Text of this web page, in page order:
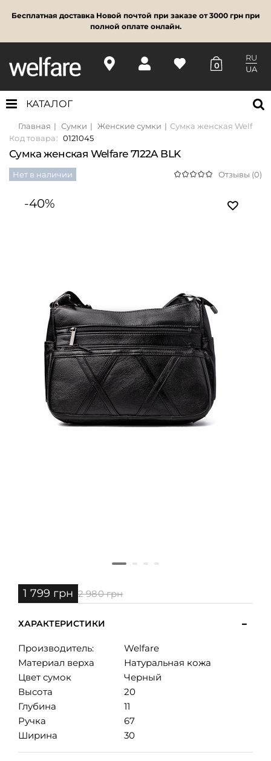
Бесплатная доставка Новой почтой при заказе от 3000 грн при
полной оплате онлайн.
0
RU
UA
КАТАЛОГ
Главная Сумки Женские сумки
Сумка женская Welfare
Код товара: 0121045
Сумка женская Welfare 7122A BLK
Нет в наличии Отзывы (0)
-40%
1 799 грн 2 980 грн
ХАРАКТЕРИСТИКИ
Производитель:
Welfare
Материал верха
Натуральная кожа
Цвет сумок
Черный
Высота
20
Глубина
11
Ручка
67
Ширина
30